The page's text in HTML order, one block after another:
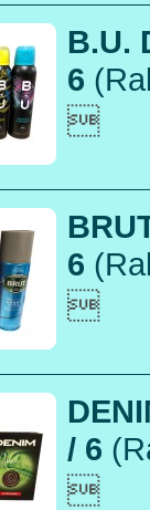
B.U.
6

6

/ 6
